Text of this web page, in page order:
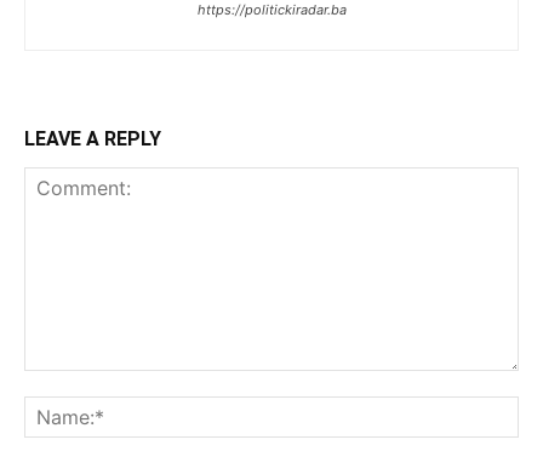
https://politickiradar.ba
LEAVE A REPLY